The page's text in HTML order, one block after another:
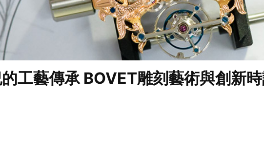
工藝傳承 BOVET雕刻藝術與創新